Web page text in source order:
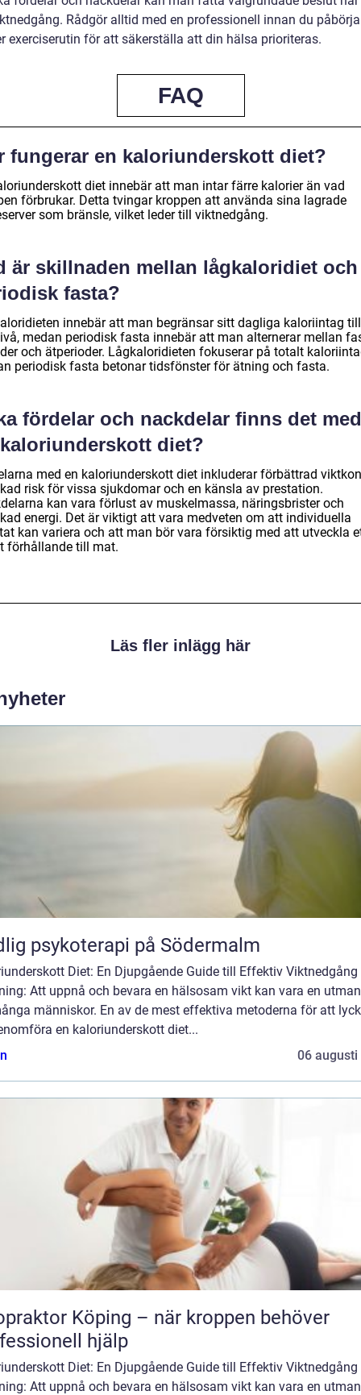
Rådgör alltid med en professionell innan du
exerciserutin för att säkerställa att din hälsa prioriteras.
FAQ
fungerar en kaloriunderskott diet?
diet innebär att man intar färre kalorier än vad
förbrukar. Detta tvingar kroppen att använda sina lagrade
som bränsle, vilket leder till viktnedgång.
är skillnaden mellan lågkaloridiet och
fasta?
innebär att man begränsar sitt dagliga kaloriintag
medan periodisk fasta innebär att man alternerar mellan
och ätperioder. Lågkaloridieten fokuserar på totalt
periodisk fasta betonar tidsfönster för ätning och fasta.
fördelar och nackdelar finns det med
diet?
med en kaloriunderskott diet inkluderar förbättrad
risk för vissa sjukdomar och en känsla av prestation.
kan vara förlust av muskelmassa, näringsbrister och
energi. Det är viktigt att vara medveten om att individuella
kan variera och att man bör vara försiktig med att utveckla
förhållande till mat.
Läs fler inlägg här
psykoterapi på Södermalm
Diet: En Djupgående Guide till Effektiv Viktnedgång
Att uppnå och bevara en hälsosam vikt kan vara en
människor. En av de mest effektiva metoderna för att
en kaloriunderskott diet...
06 augusti
Köping – när kroppen behöver
hjälp
Diet: En Djupgående Guide till Effektiv Viktnedgång
Att uppnå och bevara en hälsosam vikt kan vara en